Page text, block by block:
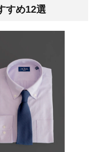
すめ12選